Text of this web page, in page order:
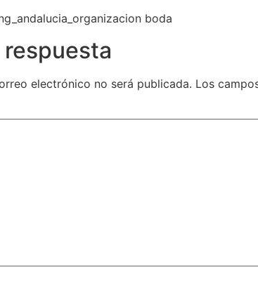
boda
respuesta
electrónico no será publicada. Los